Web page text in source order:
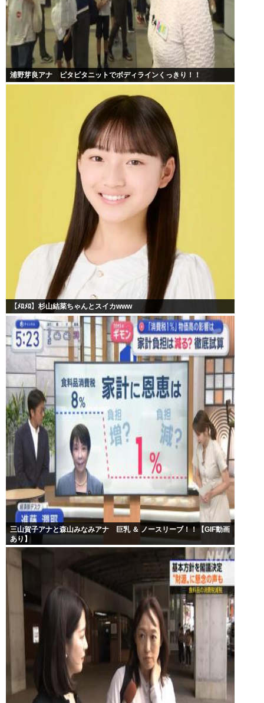
浦野芽良アナ ピタピタニットでボディラインくっきり！！
【ﾒﾛﾒﾛ】杉山結菜ちゃんとスイカwww
三山賀子アナと森山みなみアナ 巨乳 ＆ ノースリーブ！！【GIF動画
あり】